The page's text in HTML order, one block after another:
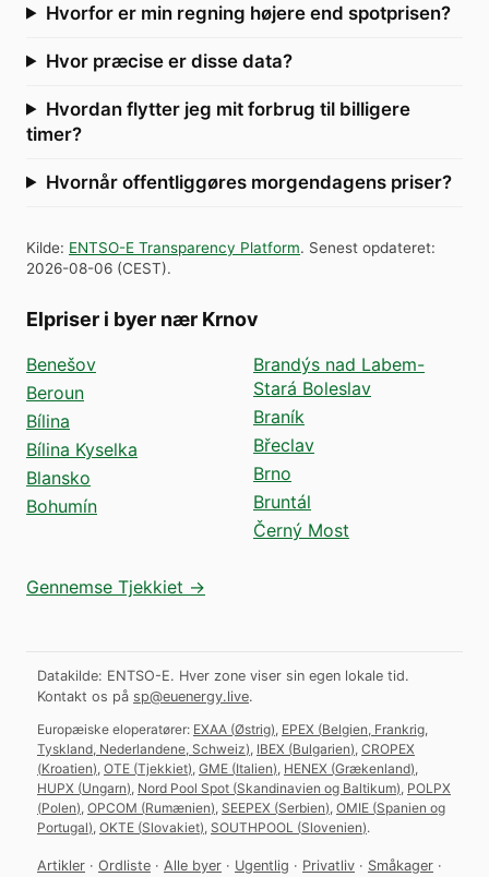
Hvorfor er min regning højere end spotprisen?
Hvor præcise er disse data?
Hvordan flytter jeg mit forbrug til billigere
timer?
Hvornår offentliggøres morgendagens priser?
Kilde: ENTSO-E Transparency Platform. Senest opdateret:
2026-08-06 (CEST).
Elpriser i byer nær Krnov
Benešov
Beroun
Bílina
Bílina Kyselka
Blansko
Bohumín
Brandýs nad Labem-
Stará Boleslav
Braník
Břeclav
Brno
Bruntál
Černý Most
Gennemse Tjekkiet →
Datakilde: ENTSO-E. Hver zone viser sin egen lokale tid.
Kontakt os på sp@euenergy.live.
Europæiske eloperatører: EXAA (Østrig) EPEX (Belgien, Frankrig,
Tyskland, Nederlandene, Schweiz) IBEX (Bulgarien) CROPEX
(Kroatien) OTE (Tjekkiet) GME (Italien) HENEX (Grækenland)
HUPX (Ungarn) Nord Pool Spot (Skandinavien og Baltikum) POLPX
(Polen) OPCOM (Rumænien) SEEPEX (Serbien) OMIE (Spanien og
Portugal) OKTE (Slovakiet) SOUTHPOOL (Slovenien).
Artikler · Ordliste · Alle byer · Ugentlig · Privatliv · Småkager ·